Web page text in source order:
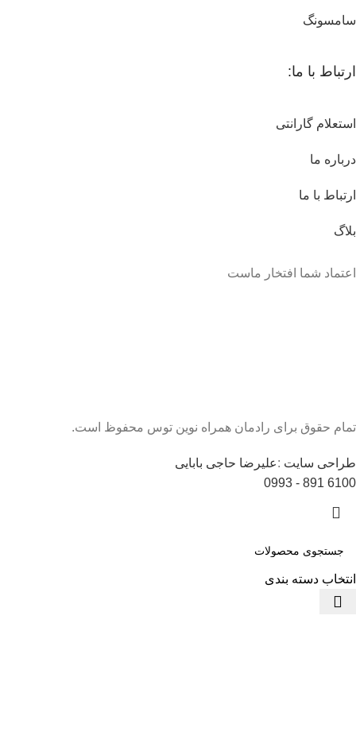
سامسونگ
ارتباط با ما:
استعلام گارانتی
درباره ما
ارتباط با ما
بلاگ
اعتماد شما افتخار ماست
تمام حقوق برای رادمان همراه نوین توس محفوظ است.
طراحی سایت :علیرضا حاجی بابایی
6100 891 - 0993
انتخاب دسته بندی